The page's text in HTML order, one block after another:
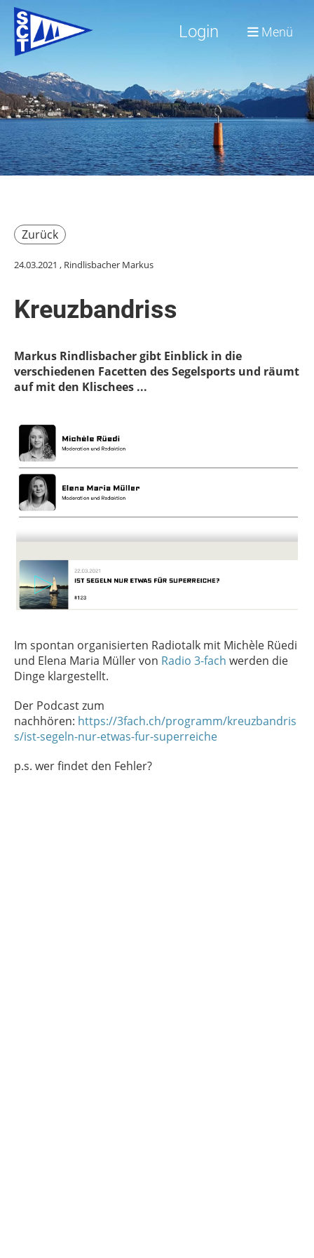
Login Menü
Zurück
24.03.2021 , Rindlisbacher Markus
Kreuzbandriss
Markus Rindlisbacher gibt Einblick in die
verschiedenen Facetten des Segelsports und räumt
auf mit den Klischees ...
Im spontan organisierten Radiotalk mit Michèle Rüedi
und Elena Maria Müller von Radio 3-fach werden die
Dinge klargestellt.
Der Podcast zum
nachhören: https://3fach.ch/programm/kreuzbandris
s/ist-segeln-nur-etwas-fur-superreiche
p.s. wer findet den Fehler?